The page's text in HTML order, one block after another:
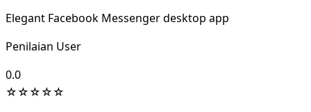
Elegant Facebook Messenger desktop app
Penilaian User
0.0
☆☆☆☆☆